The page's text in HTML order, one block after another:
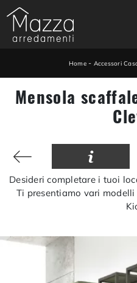
Home- Accessori
Mensola
Desideri completare i tuoi
Ti presentiamo vari